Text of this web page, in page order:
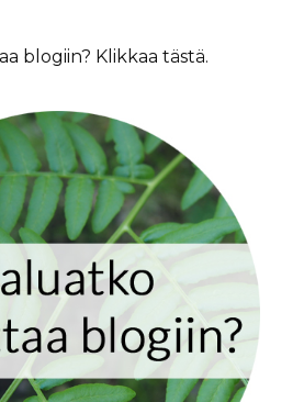
blogiin? Klikkaa tästä.